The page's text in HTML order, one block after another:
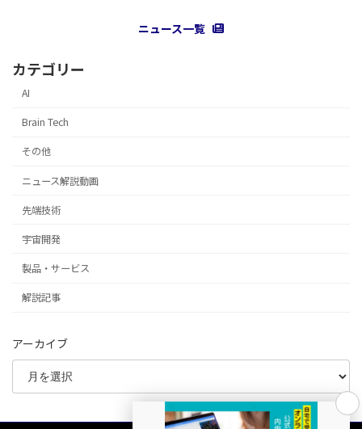
ニュース一覧
カテゴリー
AI
Brain Tech
その他
ニュース解説動画
先端技術
宇宙開発
製品・サービス
解説記事
アーカイブ